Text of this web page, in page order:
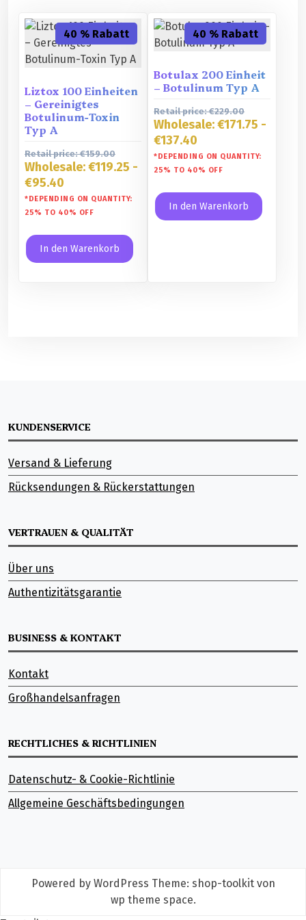
40 % Rabatt
Liztox 100 Einheiten
– Gereinigtes
Botulinum-Toxin
Typ A
Retail price:€159.00
Wholesale:€119.25 -
€95.40
*DEPENDING ON QUANTITY:
25% TO 40% OFF
In den Warenkorb
40 % Rabatt
Botulax 200 Einheit
– Botulinum Typ A
Retail price:€229.00
Wholesale:€171.75 -
€137.40
*DEPENDING ON QUANTITY:
25% TO 40% OFF
In den Warenkorb
KUNDENSERVICE
Versand & Lieferung
Rücksendungen & Rückerstattungen
VERTRAUEN & QUALITÄT
Über uns
Authentizitätsgarantie
BUSINESS & KONTAKT
Kontakt
Großhandelsanfragen
RECHTLICHES & RICHTLINIEN
Datenschutz- & Cookie-Richtlinie
Allgemeine Geschäftsbedingungen
Powered by WordPress Theme: shop-toolkit von
wp theme space.